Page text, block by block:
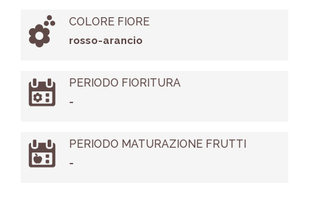
COLORE FIORE
rosso-arancio
PERIODO FIORITURA
-
PERIODO MATURAZIONE FRUTTI
-